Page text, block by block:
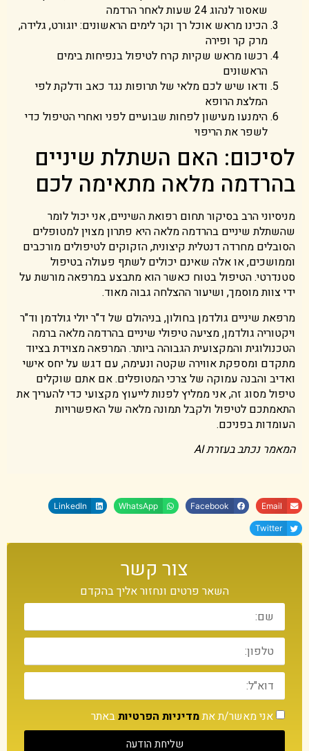
שאסור לנהוג 24 שעות לאחר הרדמה
הכינו מראש אוכל רך וקר לימים הראשונים: יוגורט, גלידה,
מרק קר ופירה
רכשו מראש שקיות קרח לטיפול בנפיחות בימים
הראשונים
ודאו שיש לכם מלאי של תרופות נגד כאב ודלקת לפי
המלצת הרופא
הימנעו מעישון לפחות שבועיים לפני ואחרי הטיפול כדי
לשפר את הריפוי
לסיכום: האם השתלת שיניים
בהרדמה מלאה מתאימה לכם
מניסיוני הרב בסיקור תחום רפואת השיניים, אני יכול לומר
שהשתלת שיניים בהרדמה מלאה היא פתרון מצוין למטופלים
הסובלים מחרדה דנטלית קיצונית, הזקוקים לטיפולים מורכבים
וממושכים, או אלה שאינם יכולים לשתף פעולה בטיפול
סטנדרטי. הטיפול בטוח כאשר הוא מתבצע במרפאה מורשת על
ידי צוות מוסמך, ושיעור ההצלחה גבוה מאוד.
מרפאת שיניים גולדמן בחולון, בניהולם של ד"ר יולי גולדמן וד"ר
ויקטוריה גולדמן, מציעה טיפולי שיניים בהרדמה מלאה ברמה
הטכנולוגית והמקצועית הגבוהה ביותר. המרפאה מצוידת בציוד
מתקדם ומספקת אווירה שקטה ונעימה, עם דגש על יחס אישי
ואדיב והבנה עמוקה של צרכי המטופלים. אם אתם שוקלים
טיפול מסוג זה, אני ממליץ לפנות לייעוץ מקצועי כדי להעריך את
התאמתכם לטיפול ולקבל תמונה מלאה של האפשרויות
העומדות בפניכם.
המאמר נכתב בעזרת AI
Email
Facebook
WhatsApp
LinkedIn
Twitter
צור קשר
השאר פרטים ונחזור אליך בהקדם
אני מאשר/ת אתמדיניות הפרטיותבאתר
שליחת הודעה